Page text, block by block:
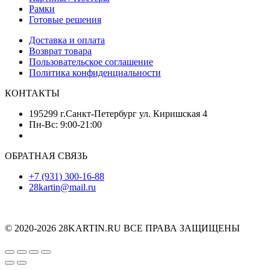
Рамки
Готовые решения
Доставка и оплата
Возврат товара
Пользовательское соглашение
Политика конфиденциальности
КОНТАКТЫ
195299 г.Санкт-Петербург ул. Киришская 4
Пн-Вс: 9:00-21:00
ОБРАТНАЯ СВЯЗЬ
+7 (931) 300-16-88
28kartin@mail.ru
© 2020-2026 28KARTIN.RU ВСЕ ПРАВА ЗАЩИЩЕНЫ